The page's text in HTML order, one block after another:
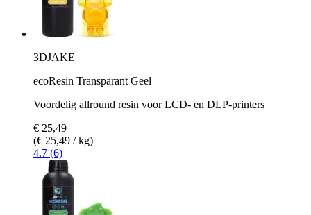
3DJAKE
ecoResin Transparant Geel
Voordelig allround resin voor LCD- en DLP-printers
€ 25,49
(€ 25,49 / kg)
4.7 (6)